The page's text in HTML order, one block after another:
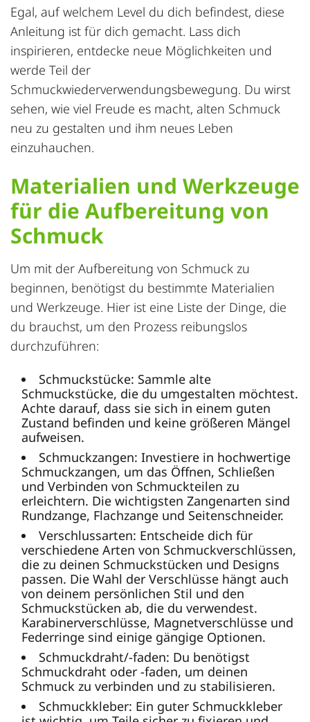
Egal, auf welchem Level du dich befindest, diese
Anleitung ist für dich gemacht. Lass dich
inspirieren, entdecke neue Möglichkeiten und
werde Teil der
Schmuckwiederverwendungsbewegung. Du wirst
sehen, wie viel Freude es macht, alten Schmuck
neu zu gestalten und ihm neues Leben
einzuhauchen.
Materialien und Werkzeuge
für die Aufbereitung von
Schmuck
Um mit der Aufbereitung von Schmuck zu
beginnen, benötigst du bestimmte Materialien
und Werkzeuge. Hier ist eine Liste der Dinge, die
du brauchst, um den Prozess reibungslos
durchzuführen:
Schmuckstücke: Sammle alte
Schmuckstücke, die du umgestalten möchtest.
Achte darauf, dass sie sich in einem guten
Zustand befinden und keine größeren Mängel
aufweisen.
Schmuckzangen: Investiere in hochwertige
Schmuckzangen, um das Öffnen, Schließen
und Verbinden von Schmuckteilen zu
erleichtern. Die wichtigsten Zangenarten sind
Rundzange, Flachzange und Seitenschneider.
Verschlussarten: Entscheide dich für
verschiedene Arten von Schmuckverschlüssen,
die zu deinen Schmuckstücken und Designs
passen. Die Wahl der Verschlüsse hängt auch
von deinem persönlichen Stil und den
Schmuckstücken ab, die du verwendest.
Karabinerverschlüsse, Magnetverschlüsse und
Federringe sind einige gängige Optionen.
Schmuckdraht/-faden: Du benötigst
Schmuckdraht oder -faden, um deinen
Schmuck zu verbinden und zu stabilisieren.
Schmuckkleber: Ein guter Schmuckkleber